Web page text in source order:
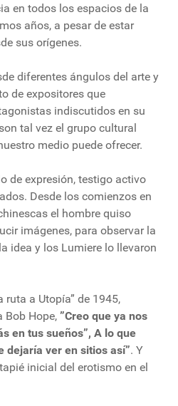
en todos los espacios de la
años, a pesar de estar
sus orígenes.
diferentes ángulos del arte y
de expositores que
indiscutidos en su
tal vez el grupo cultural
medio puede ofrecer.
de expresión, testigo activo
Desde los comienzos en
el hombre quiso
imágenes, para observar la
idea y los Lumiere lo llevaron
a Utopía” de 1945,
Bob Hope, ”Creo que ya nos
en tus sueños”, A lo que
dejaría ver en sitios así”. Y
inicial del erotismo en el